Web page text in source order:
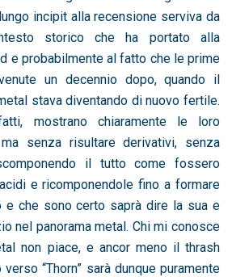
incipit alla recensione serviva da
storico che ha portato alla
e probabilmente al fatto che le prime
un decennio dopo, quando il
stava diventando di nuovo fertile.
mostrano chiaramente le loro
senza risultare derivativi, senza
il tutto come fossero
e ricomponendole fino a formare
e che sono certo saprà dire la sua e
nel panorama metal. Chi mi conosce
non piace, e ancor meno il thrash
“Thorn” sarà dunque puramente